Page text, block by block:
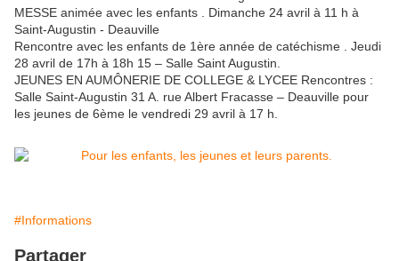
MESSE animée avec les enfants . Dimanche 24 avril à 11 h à
Saint-Augustin - Deauville
Rencontre avec les enfants de 1ère année de catéchisme . Jeudi
28 avril de 17h à 18h 15 – Salle Saint Augustin.
JEUNES EN AUMÔNERIE DE COLLEGE & LYCEE Rencontres :
Salle Saint-Augustin 31 A. rue Albert Fracasse – Deauville pour
les jeunes de 6ème le vendredi 29 avril à 17 h.
#Informations
Partager